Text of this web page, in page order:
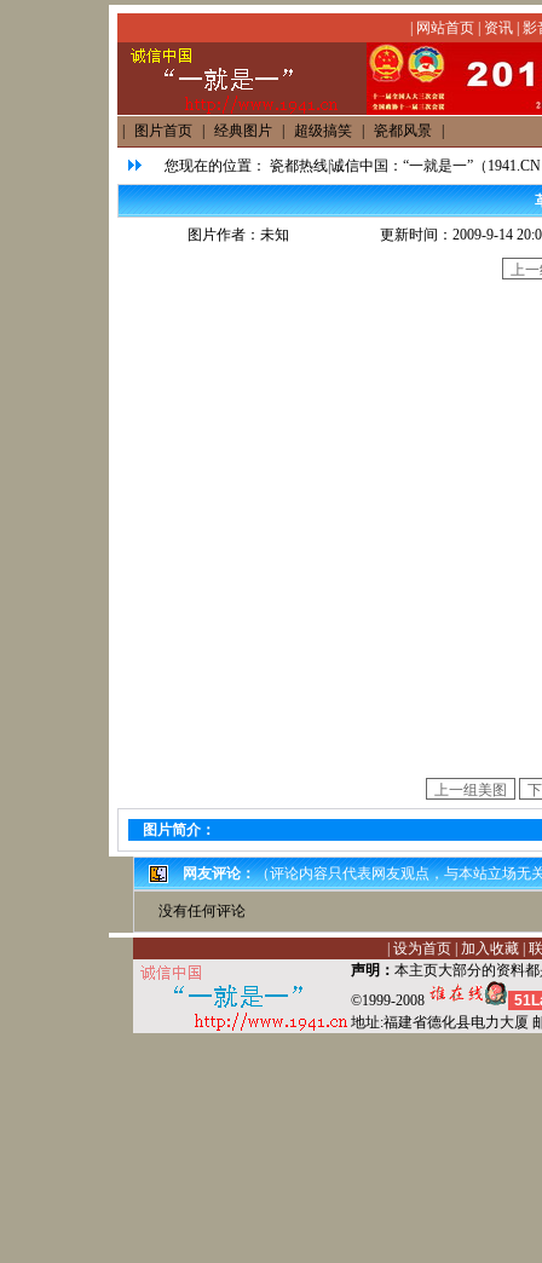
网站首页| 资讯| 影
图片首页 经典图片 超级搞笑 瓷都风景
您现在的位置： 瓷都热线|诚信中国：“一就是一”（
图片作者：未知
更新时间：2009-9-14
图片简介：
网友评论：（评论内容只代表网友观点，与本站立场无
没有任何评论
设为首页| 加入收藏|
声明： 本主页大部分的资料
©1999-2008
地址:福建省德化县电力大厦